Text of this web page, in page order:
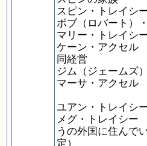
スピン・トレイ
ボブ（ロバート
マリー・トレイ
ケーン・アクセ
同経営
ジム（ジェーム
マーサ・アクセ
ユアン・トレイ
メグ・トレイシ
うの外国に住んで
定）